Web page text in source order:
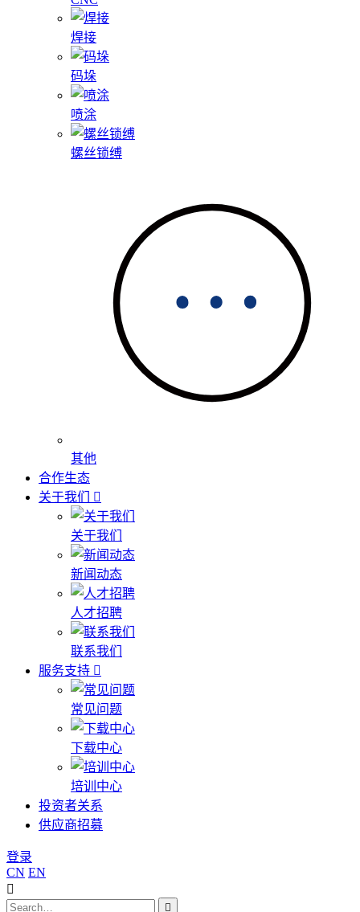
焊接
码垛
喷涂
螺丝锁缚
其他
合作生态
关于我们
关于我们
新闻动态
人才招聘
联系我们
服务支持
常见问题
下载中心
培训中心
投资者关系
供应商招募
登录
CN EN